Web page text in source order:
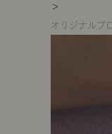
g
a
＞
オリジナルプ